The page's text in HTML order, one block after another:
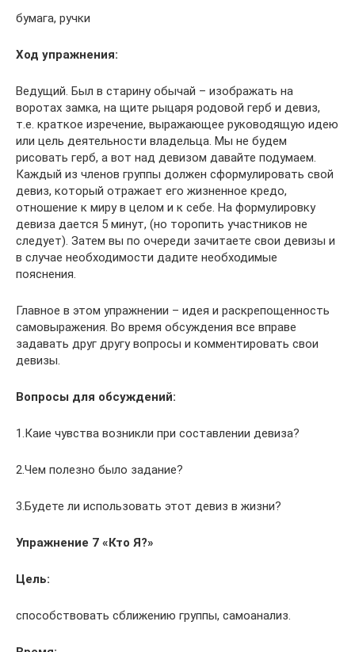
бумага, ручки
Ход упражнения:
Ведущий. Был в старину обычай – изображать на
воротах замка, на щите рыцаря родовой герб и девиз,
т.е. краткое изречение, выражающее руководящую идею
или цель деятельности владельца. Мы не будем
рисовать герб, а вот над девизом давайте подумаем.
Каждый из членов группы должен сформулировать свой
девиз, который отражает его жизненное кредо,
отношение к миру в целом и к себе. На формулировку
девиза дается 5 минут, (но торопить участников не
следует). Затем вы по очереди зачитаете свои девизы и
в случае необходимости дадите необходимые
пояснения.
Главное в этом упражнении – идея и раскрепощенность
самовыражения. Во время обсуждения все вправе
задавать друг другу вопросы и комментировать свои
девизы.
Вопросы для обсуждений:
1.Каие чувства возникли при составлении девиза?
2.Чем полезно было задание?
3.Будете ли использовать этот девиз в жизни?
Упражнение 7 «Кто Я?»
Цель:
способствовать сближению группы, самоанализ.